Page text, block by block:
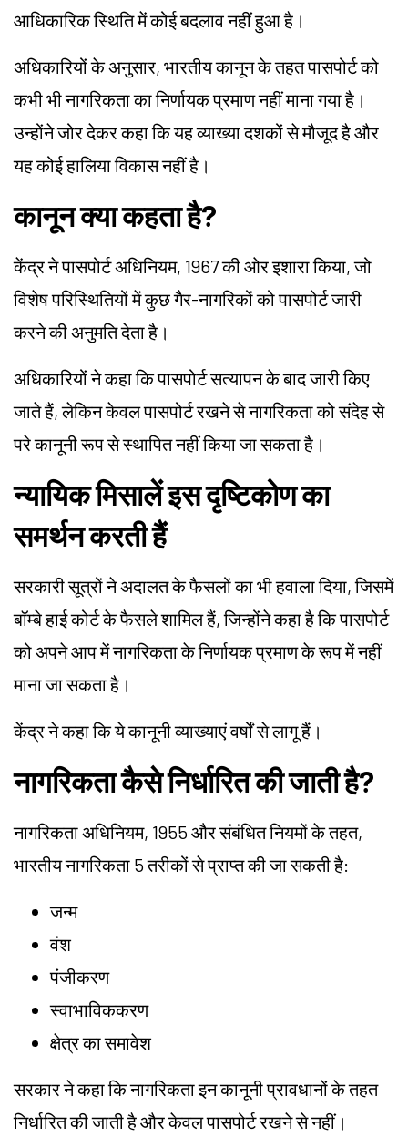
आधिकारिक स्थिति में कोई बदलाव नहीं हुआ है।
अधिकारियों के अनुसार, भारतीय कानून के तहत पासपोर्ट को
कभी भी नागरिकता का निर्णायक प्रमाण नहीं माना गया है।
उन्होंने जोर देकर कहा कि यह व्याख्या दशकों से मौजूद है और
यह कोई हालिया विकास नहीं है।
कानून क्या कहता है?
केंद्र ने पासपोर्ट अधिनियम, 1967 की ओर इशारा किया, जो
विशेष परिस्थितियों में कुछ गैर-नागरिकों को पासपोर्ट जारी
करने की अनुमति देता है।
अधिकारियों ने कहा कि पासपोर्ट सत्यापन के बाद जारी किए
जाते हैं, लेकिन केवल पासपोर्ट रखने से नागरिकता को संदेह से
परे कानूनी रूप से स्थापित नहीं किया जा सकता है।
न्यायिक मिसालें इस दृष्टिकोण का
समर्थन करती हैं
सरकारी सूत्रों ने अदालत के फैसलों का भी हवाला दिया, जिसमें
बॉम्बे हाई कोर्ट के फैसले शामिल हैं, जिन्होंने कहा है कि पासपोर्ट
को अपने आप में नागरिकता के निर्णायक प्रमाण के रूप में नहीं
माना जा सकता है।
केंद्र ने कहा कि ये कानूनी व्याख्याएं वर्षों से लागू हैं।
नागरिकता कैसे निर्धारित की जाती है?
नागरिकता अधिनियम, 1955 और संबंधित नियमों के तहत,
भारतीय नागरिकता 5 तरीकों से प्राप्त की जा सकती है:
जन्म
वंश
पंजीकरण
स्वाभाविककरण
क्षेत्र का समावेश
सरकार ने कहा कि नागरिकता इन कानूनी प्रावधानों के तहत
निर्धारित की जाती है और केवल पासपोर्ट रखने से नहीं।